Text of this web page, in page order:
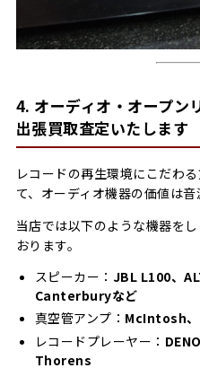
4. オーディオ・オープン
出張買取査定いたします
レコードの再生環境にこだわ
て、オーディオ機器の価値は
当店では以下のような機器を
おります。
スピーカー： JBL L100、
Canterburyなど
真空管アンプ： McIntosh
レコードプレーヤー：
Thorens